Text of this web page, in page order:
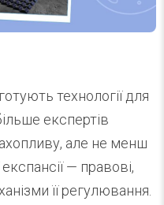
технології для
експертів
але не менш
— правові,
її регулювання.